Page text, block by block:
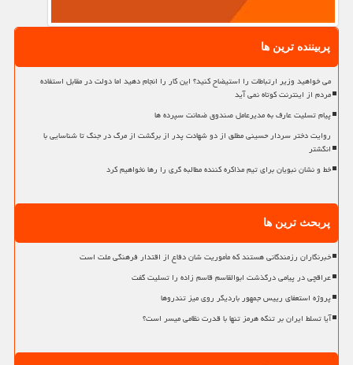
پربیننده ترین ها
می خواهید وزیر ارتباطات را استیضاح کنید؟ این کار را انجام دهید اما دولت در مقابل استفاده
مردم از اینترنت کوتاه نمی آید
پیام تسلیت عارف به مدیرعامل صندوق ضمانت سپرده ها
روایت دختر سردار حسینی مطلق از دو شهادت پدر از برگشت از مرگ در جنگ تا شناسایی با
انگشتر
خط و نشان نبویان برای تیم مذاکره کننده مطالبه گری را رها نخواهیم کرد
پربحث ترین ها
خبرنگاران رزمندگانی هستند که مأموریت شان دفاع از اقتدار فرهنگی ملت است
عراقچی در پیامی درگذشت ابوالقاسم قاسم زاده را تسلیت گفت
پروژه استعفای رییس جمهور باردیگر روی میز تندروها
آیا تسلط ایران بر تنگه هرمز تنها با قدرت نظامی میسر است؟